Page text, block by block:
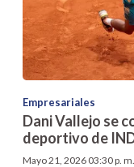
Empresariales
Dani Vallejo se
deportivo de
Mayo 21, 2026 03:30 p. m.